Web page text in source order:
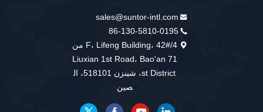
sales@suntor-intl.com
86-130-5810-0195
4/F، Lifeng Building، 42# من
Liuxian 1st Road، Bao'an 71
st District، شينزن 518101، ال
صين